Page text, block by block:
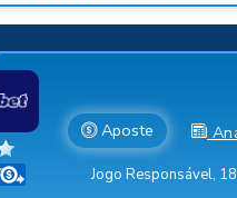
Aposte
Jogo Responsável,